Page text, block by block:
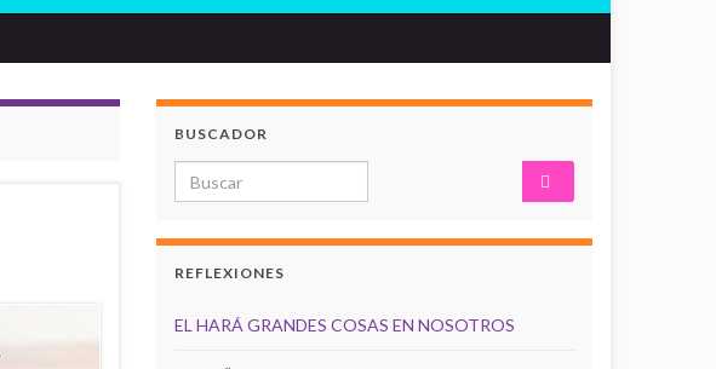
BUSCADOR
Search for:
REFLEXIONES
EL HARÁ GRANDES COSAS EN NOSOTROS